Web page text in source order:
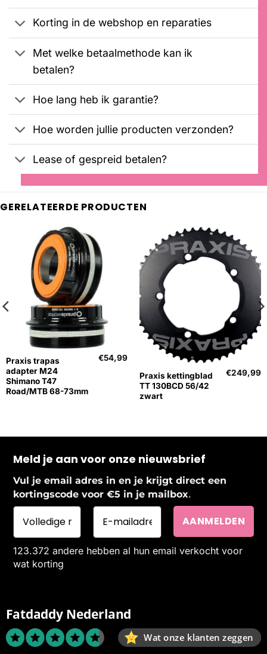
klantbeoordeling
Korting in de webshop en reparaties
Met welke betaalmethode kan ik
betalen?
Hoe lang heb ik garantie?
Hoe worden jullie producten verzonden?
Lease of gespreid betalen?
GERELATEERDE PRODUCTEN
Praxis trapas
adapter M24
Shimano T47
Road/MTB 68-73mm
€54,99 Uitverkocht
Praxis kettingblad
TT 130BCD 56/42
zwart
€249,99
Meld je aan voor onze nieuwsbrief
Vul je email adres in en je krijgt direct een
kortingscode voor €5 in je mailbox.
123.372 andere hebben al hun email verkocht voor
wat korting
Fatdaddy Nederland
Wat onze klanten zeggen